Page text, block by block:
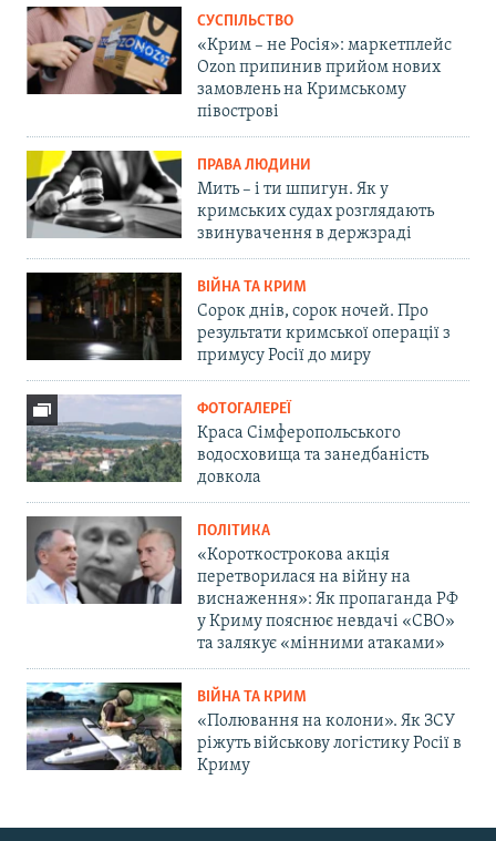
СУСПІЛЬСТВО
«Крим – не Росія»: маркетплейс
Ozon припинив прийом нових
замовлень на Кримському
півострові
ПРАВА ЛЮДИНИ
Мить – і ти шпигун. Як у
кримських судах розглядають
звинувачення в держзраді
ВІЙНА ТА КРИМ
Сорок днів, сорок ночей. Про
результати кримської операції з
примусу Росії до миру
ФОТОГАЛЕРЕЇ
Краса Сімферопольського
водосховища та занедбаність
довкола
ПОЛІТИКА
«Короткострокова акція
перетворилася на війну на
виснаження»: Як пропаганда РФ
у Криму пояснює невдачі «СВО»
та залякує «мінними атаками»
ВІЙНА ТА КРИМ
«Полювання на колони». Як ЗСУ
ріжуть військову логістику Росії в
Криму